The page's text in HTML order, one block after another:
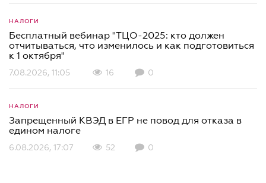
НАЛОГИ
Бесплатный вебинар "ТЦО-2025: кто должен
отчитываться, что изменилось и как подготовиться
к 1 октября"
7.08.2026, 11:05 16 0
НАЛОГИ
Запрещенный КВЭД в ЕГР не повод для отказа в
едином налоге
6.08.2026, 17:07 52 0